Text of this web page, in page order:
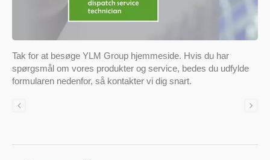
Tak for at besøge YLM Group hjemmeside. Hvis du har
spørgsmål om vores produkter og service, bedes du udfylde
formularen nedenfor, så kontakter vi dig snart.